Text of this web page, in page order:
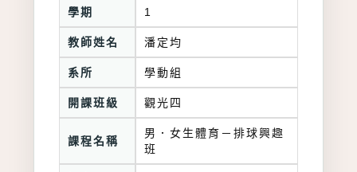
學期 1
教師姓名 潘定均
系所 學動組
開課班級 觀光四
課程名稱
男．女生體育－排球興趣
班